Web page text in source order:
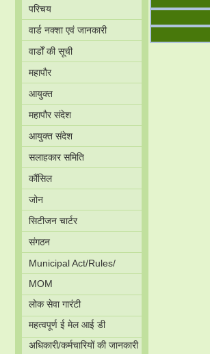
परिचय
वार्ड नक्शा एवं जानकारी
वार्डों की सूची
महापौर
आयुक्त
महापौर संदेश
आयुक्त संदेश
सलाहकार समिति
कौंसिल
जोन
सिटीजन चार्टर
संगठन
Municipal Act/Rules/
MOM
लोक सेवा गारंटी
महत्वपूर्ण ई मेल आई डी
अधिकारी/कर्मचारियों की जानकारी